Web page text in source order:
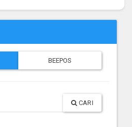
BEEPOS
CARI